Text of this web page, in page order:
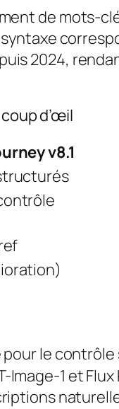
de
2024,
d’œil
v8.1
le
1 et